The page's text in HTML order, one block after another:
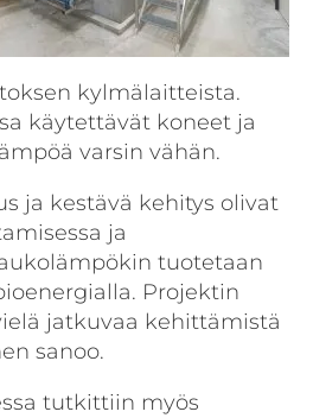
kylmälaitteista.
käytettävät koneet ja
varsin vähän.
ja kestävä kehitys olivat
ja
tuotetaan
Projektin
jatkuvaa kehittämistä
sanoo.
tutkittiin myös